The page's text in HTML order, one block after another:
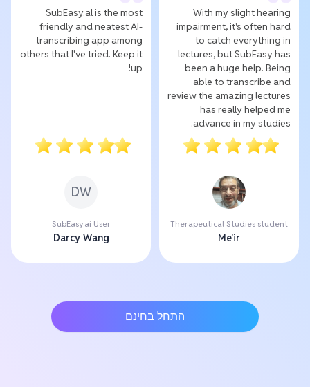
With my slight hearing
impairment, it's often hard
to catch everything in
lectures, but SubEasy has
been a huge help. Being
able to transcribe and
review the amazing lectures
has really helped me
advance in my studies.
Therapeutical Studies student
Me'ir
SubEasy.al is the most
friendly and neatest AI-
transcribing app among
others that I've tried. Keep it
up!
DW
SubEasy.ai User
Darcy Wang
התחל בחינם